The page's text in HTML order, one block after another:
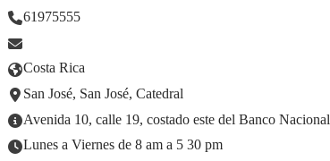
61975555
Costa Rica
San José, San José, Catedral
Avenida 10, calle 19, costado este del Banco Nacional
Lunes a Viernes de 8 am a 5 30 pm